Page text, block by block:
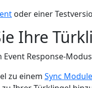
oder einer
Ihre
Response-
zu einem Sync Module